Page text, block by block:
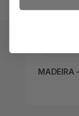
MADEIRA